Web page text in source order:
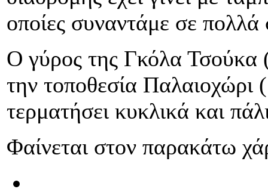
οποίες συναντάμε σε
Ο γύρος της Γκόλα Τσούκα
την τοποθεσία Παλαιοχώρι
τερματήσει κυκλικά και
Φαίνεται στον παρακάτω